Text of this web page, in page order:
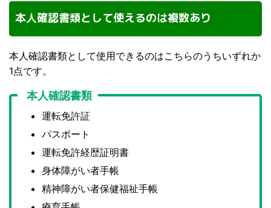
本人確認書類として使えるのは複数あり
本人確認書類として使用できるのはこちらのうちいずれか
1点です。
本人確認書類
運転免許証
パスポート
運転免許経歴証明書
身体障がい者手帳
精神障がい者保健福祉手帳